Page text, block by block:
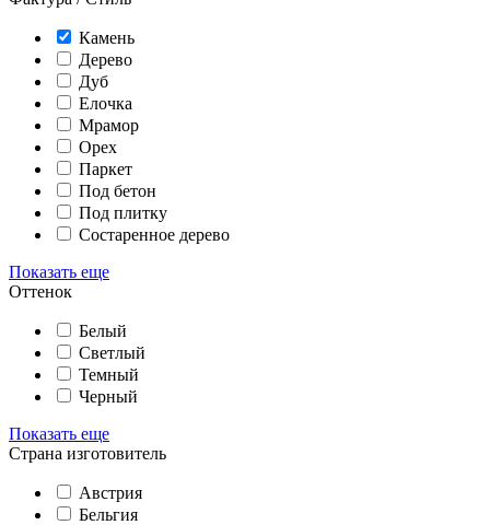
Камень
Дерево
Дуб
Елочка
Мрамор
Орех
Паркет
Под бетон
Под плитку
Состаренное дерево
Показать еще
Оттенок
Белый
Светлый
Темный
Черный
Показать еще
Страна изготовитель
Австрия
Бельгия